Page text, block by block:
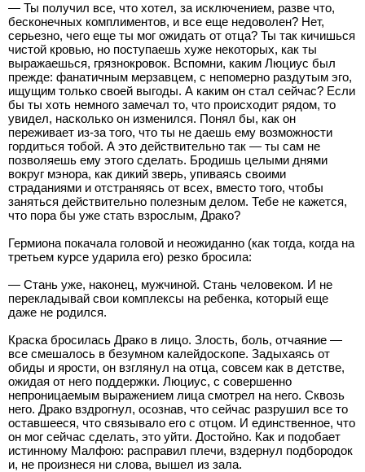
— Ты получил все, что хотел, за исключением, разве что,
бесконечных комплиментов, и все еще недоволен? Нет,
серьезно, чего еще ты мог ожидать от отца? Ты так кичишься
чистой кровью, но поступаешь хуже некоторых, как ты
выражаешься, грязнокровок. Вспомни, каким Люциус был
прежде: фанатичным мерзавцем, с непомерно раздутым эго,
ищущим только своей выгоды. А каким он стал сейчас? Если
бы ты хоть немного замечал то, что происходит рядом, то
увидел, насколько он изменился. Понял бы, как он
переживает из-за того, что ты не даешь ему возможности
гордиться тобой. А это действительно так — ты сам не
позволяешь ему этого сделать. Бродишь целыми днями
вокруг мэнора, как дикий зверь, упиваясь своими
страданиями и отстраняясь от всех, вместо того, чтобы
заняться действительно полезным делом. Тебе не кажется,
что пора бы уже стать взрослым, Драко?
Гермиона покачала головой и неожиданно (как тогда, когда на
третьем курсе ударила его) резко бросила:
— Стань уже, наконец, мужчиной. Стань человеком. И не
перекладывай свои комплексы на ребенка, который еще
даже не родился.
Краска бросилась Драко в лицо. Злость, боль, отчаяние —
все смешалось в безумном калейдоскопе. Задыхаясь от
обиды и ярости, он взглянул на отца, совсем как в детстве,
ожидая от него поддержки. Люциус, с совершенно
непроницаемым выражением лица смотрел на него. Сквозь
него. Драко вздрогнул, осознав, что сейчас разрушил все то
оставшееся, что связывало его с отцом. И единственное, что
он мог сейчас сделать, это уйти. Достойно. Как и подобает
истинному Малфою: расправил плечи, вздернул подбородок
и, не произнеся ни слова, вышел из зала.